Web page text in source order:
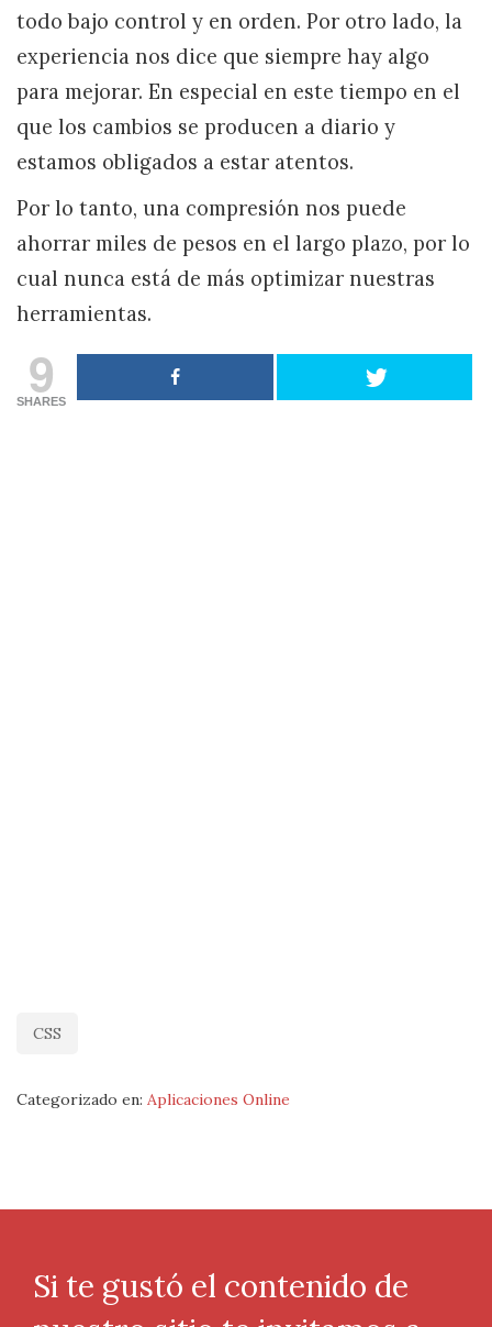
todo bajo control y en orden. Por otro lado, la
experiencia nos dice que siempre hay algo
para mejorar. En especial en este tiempo en el
que los cambios se producen a diario y
estamos obligados a estar atentos.
Por lo tanto, una compresión nos puede
ahorrar miles de pesos en el largo plazo, por lo
cual nunca está de más optimizar nuestras
herramientas.
9
SHARES
CSS
Categorizado en: Aplicaciones Online
Si te gustó el contenido de